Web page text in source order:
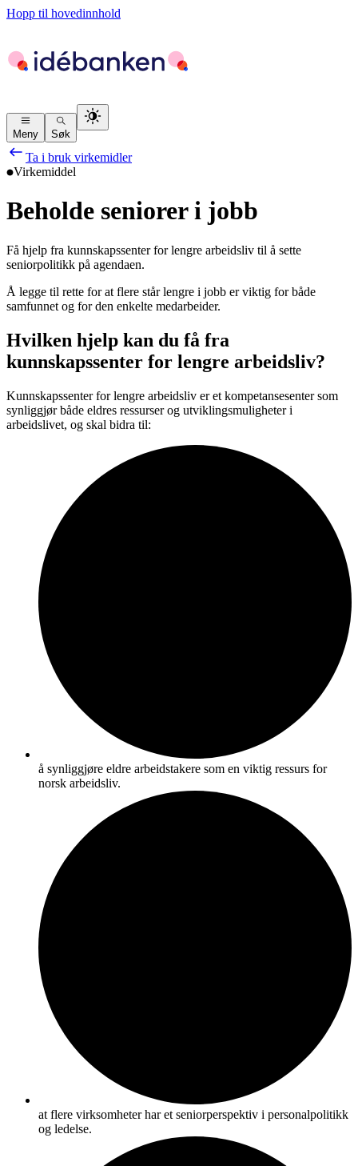
Hopp til hovedinnhold
Meny Søk
Ta i bruk virkemidler
Virkemiddel
Beholde seniorer i jobb
Få hjelp fra kunnskapssenter for lengre arbeidsliv til å sette
seniorpolitikk på agendaen.
Å legge til rette for at flere står lengre i jobb er viktig for både
samfunnet og for den enkelte medarbeider.
Hvilken hjelp kan du få fra
kunnskapssenter for lengre arbeidsliv?
Kunnskapssenter for lengre arbeidsliv er et kompetansesenter som
synliggjør både eldres ressurser og utviklingsmuligheter i
arbeidslivet, og skal bidra til:
å synliggjøre eldre arbeidstakere som en viktig ressurs for
norsk arbeidsliv.
at flere virksomheter har et seniorperspektiv i personalpolitikk
og ledelse.